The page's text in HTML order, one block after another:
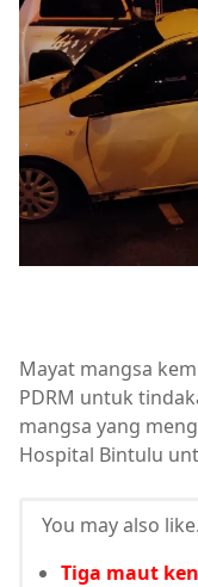
Mayat mangsa
PDRM untuk
mangsa yang
Hospital Bintulu
You may also
Tiga maut